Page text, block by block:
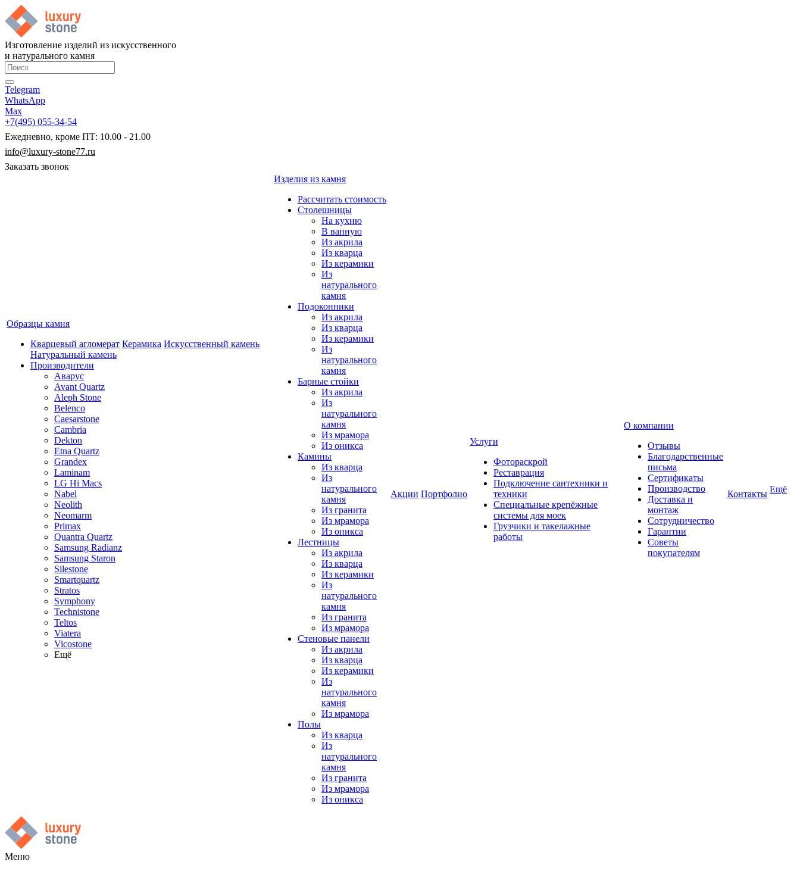
Изготовление изделий из искусственного
и натурального камня
Telegram
WhatsApp
Max
+7(495) 055-34-54
Ежедневно, кроме ПТ: 10.00 - 21.00
info@luxury-stone77.ru
Заказать звонок
Образцы камня
Кварцевый агломерат Керамика Искусственный камень
Натуральный камень
Производители
Аварус
Avant Quartz
Aleph Stone
Belenco
Caesarstone
Cambria
Dekton
Etna Quartz
Grandex
Laminam
LG Hi Macs
Nabel
Neolith
Neomarm
Primax
Quantra Quartz
Samsung Radianz
Samsung Staron
Silestone
Smartquartz
Stratos
Symphony
Technistone
Teltos
Viatera
Vicostone
Ещё
Изделия из камня
Рассчитать стоимость
Столешницы
На кухню
В ванную
Из акрила
Из кварца
Из керамики
Из
натурального
камня
Подоконники
Из акрила
Из кварца
Из керамики
Из
натурального
камня
Барные стойки
Из акрила
Из
натурального
камня
Из мрамора
Из оникса
Камины
Из кварца
Из
натурального
камня
Из гранита
Из мрамора
Из оникса
Лестницы
Из акрила
Из кварца
Из керамики
Из
натурального
камня
Из гранита
Из мрамора
Стеновые панели
Из акрила
Из кварца
Из керамики
Из
натурального
камня
Из мрамора
Полы
Из кварца
Из
натурального
камня
Из гранита
Из мрамора
Из оникса
Акции Портфолио
Услуги
Фотораскрой
Реставрация
Подключение сантехники и
техники
Специальные крепёжные
системы для моек
Грузчики и такелажные
работы
О компании
Отзывы
Благодарственные
письма
Сертификаты
Производство
Доставка и
монтаж
Сотрудничество
Гарантии
Советы
покупателям
Контакты Ещё
Меню